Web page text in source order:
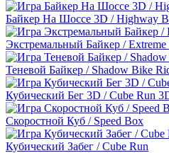
Байкер На Шоссе 3D / Highway
Экстремальный Байкер /
Теневой Байкер / Shadow Bike
Кубический Бег 3D / Cube Run
Скоростной Куб / Speed Box
Кубический Забег / Cube Run